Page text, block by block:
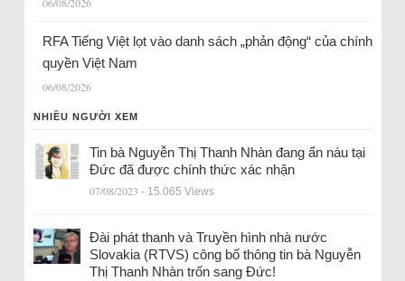
RFA Tiếng Việt lọt vào danh sách „phản động“ của chính
quyền Việt Nam
06/08/2026
NHIỀU NGƯỜI XEM
Tin bà Nguyễn Thị Thanh Nhàn đang ẩn náu tại
Đức đã được chính thức xác nhận
07/08/2023 - 15.065 Views
Đài phát thanh và Truyền hình nhà nước
Slovakia (RTVS) công bố thông tin bà Nguyễn
Thị Thanh Nhàn trốn sang Đức!